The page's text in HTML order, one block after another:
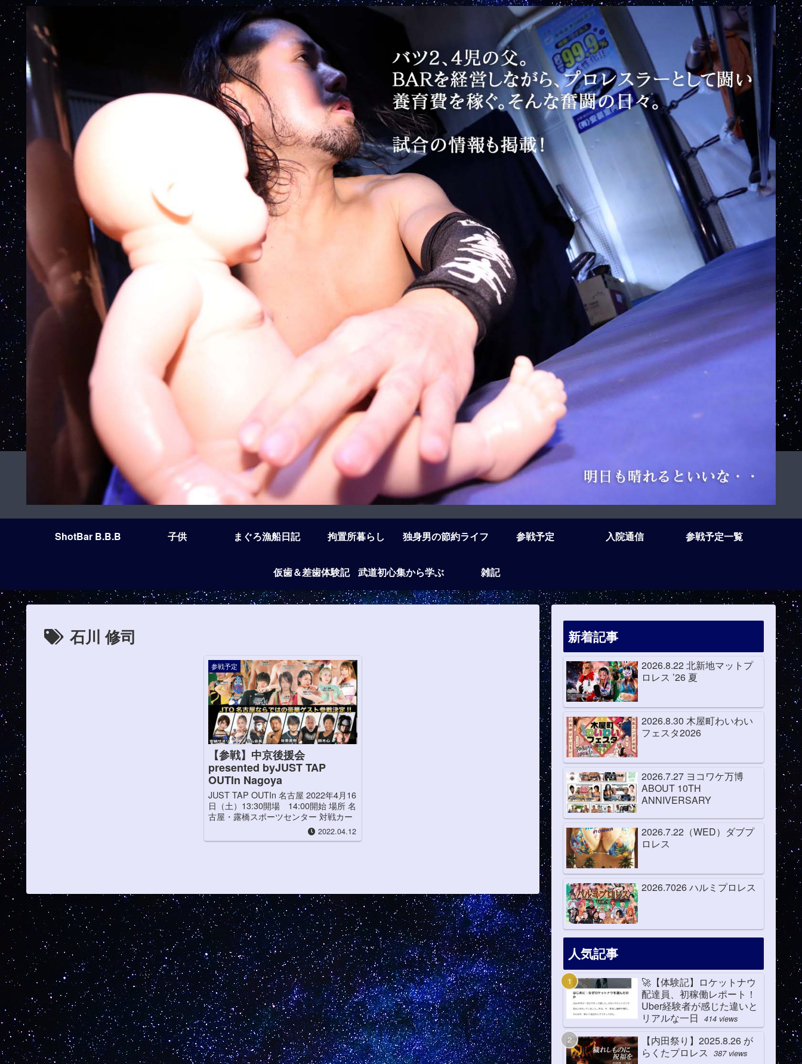
ShotBar B.B.B 子供 まぐろ漁船日記 拘置所暮らし 独身男の節約ライフ 参戦予定 入院通信 参戦予定一覧
仮歯＆差歯体験記 武道初心集から学ぶ 雑記
石川 修司
参戦予定
【参戦】中京後援会
presented byJUST TAP
OUTIn Nagoya
JUST TAP OUTIn 名古屋 2022年4月16
日（土）13:30開場 14:00開始 場所 名
古屋・露橋スポーツセンター 対戦カー
ド タッグマッチ（30分...
2022.04.12
新着記事
2026.8.22 北新地マットプ
ロレス ’26 夏
2026.8.30 木屋町わいわい
フェスタ2026
2026.7.27 ヨコワケ万博
ABOUT 10TH
ANNIVERSARY
2026.7.22（WED）ダブプ
ロレス
2026.7026 ハルミプロレス
人気記事
🚀【体験記】ロケットナウ
配達員、初稼働レポート！
Uber経験者が感じた違いと
リアルな一日
414 views
【内田祭り】2025.8.26 が
らくたプロレス
387 views